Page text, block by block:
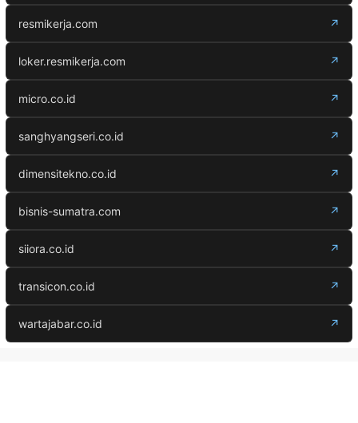
resmikerja.com ↗
loker.resmikerja.com ↗
micro.co.id ↗
sanghyangseri.co.id ↗
dimensitekno.co.id ↗
bisnis-sumatra.com ↗
siiora.co.id ↗
transicon.co.id ↗
wartajabar.co.id ↗